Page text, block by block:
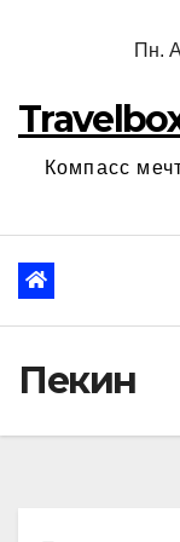
Пн.
Компасс
Пекин